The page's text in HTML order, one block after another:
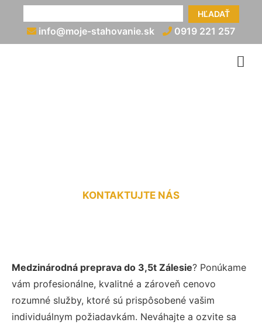
HĽADAŤ
info@moje-stahovanie.sk 0919 221 257
KONTAKTUJTE NÁS
Medzinárodná preprava do 3,5t Zálesie? Ponúkame
vám profesionálne, kvalitné a zároveň cenovo
rozumné služby, ktoré sú prispôsobené vašim
individuálnym požiadavkám. Neváhajte a ozvite sa